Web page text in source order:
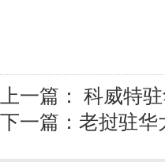
上一篇： 科威特
下一篇： 老挝驻华